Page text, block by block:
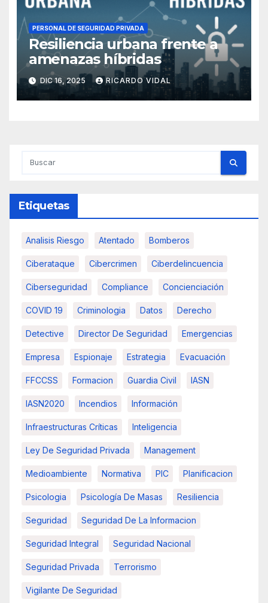
PERSONAL DE SEGURIDAD PRIVADA
Resiliencia urbana frente a
amenazas híbridas
DIC 16, 2025 RICARDO VIDAL
Etiquetas
Analisis Riesgo Atentado Bomberos
Ciberataque Cibercrimen Ciberdelincuencia
Ciberseguridad Compliance Concienciación
COVID 19 Criminologia Datos Derecho
Detective Director De Seguridad Emergencias
Empresa Espionaje Estrategia Evacuación
FFCCSS Formacion Guardia Civil IASN
IASN2020 Incendios Información
Infraestructuras Críticas Inteligencia
Ley De Seguridad Privada Management
Medioambiente Normativa PIC Planificacion
Psicologia Psicología De Masas Resiliencia
Seguridad Seguridad De La Informacion
Seguridad Integral Seguridad Nacional
Seguridad Privada Terrorismo
Vigilante De Seguridad